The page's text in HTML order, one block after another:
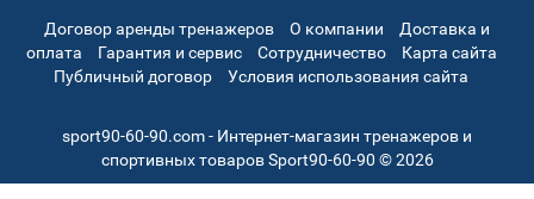
Договор аренды тренажеров О компании
Доставка и
оплата
Гарантия и сервис Сотрудничество
Карта сайта
Публичный договор
Условия использования сайта
sport90-60-90.com - Интернет-магазин тренажеров и
спортивных товаров Sport90-60-90 © 2026